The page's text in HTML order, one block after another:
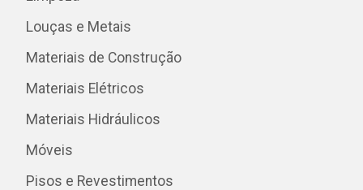
Louças e Metais
Materiais de Construção
Materiais Elétricos
Materiais Hidráulicos
Móveis
Pisos e Revestimentos